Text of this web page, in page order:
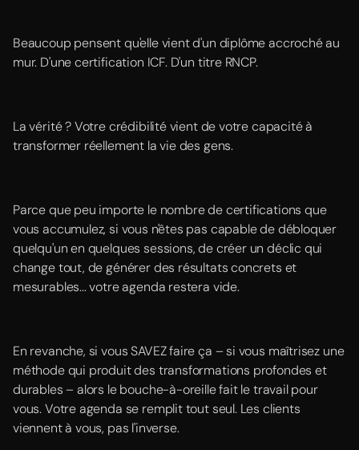
Beaucoup pensent qu'elle vient d'un diplôme accroché au
mur. D'une certification ICF. D'un titre RNCP.
La vérité ? Votre crédibilité vient de votre capacité à
transformer réellement la vie des gens.
Parce que peu importe le nombre de certifications que
vous accumulez, si vous n'êtes pas capable de débloquer
quelqu'un en quelques sessions, de créer un déclic qui
change tout, de générer des résultats concrets et
mesurables... votre agenda restera vide.
En revanche, si vous SAVEZ faire ça – si vous maîtrisez une
méthode qui produit des transformations profondes et
durables – alors le bouche-à-oreille fait le travail pour
vous. Votre agenda se remplit tout seul. Les clients
viennent à vous, pas l'inverse.